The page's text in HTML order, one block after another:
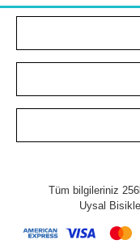
Tüm bilgileriniz
Uysal